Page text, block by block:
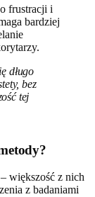
frustracji i
bardziej
długo
bez
tej
większość z nich
z badaniami